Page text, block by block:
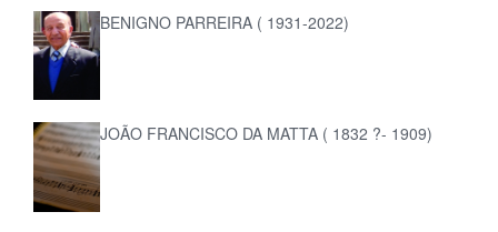
BENIGNO PARREIRA ( 1931-2022)
JOÃO FRANCISCO DA MATTA ( 1832 ?- 1909)